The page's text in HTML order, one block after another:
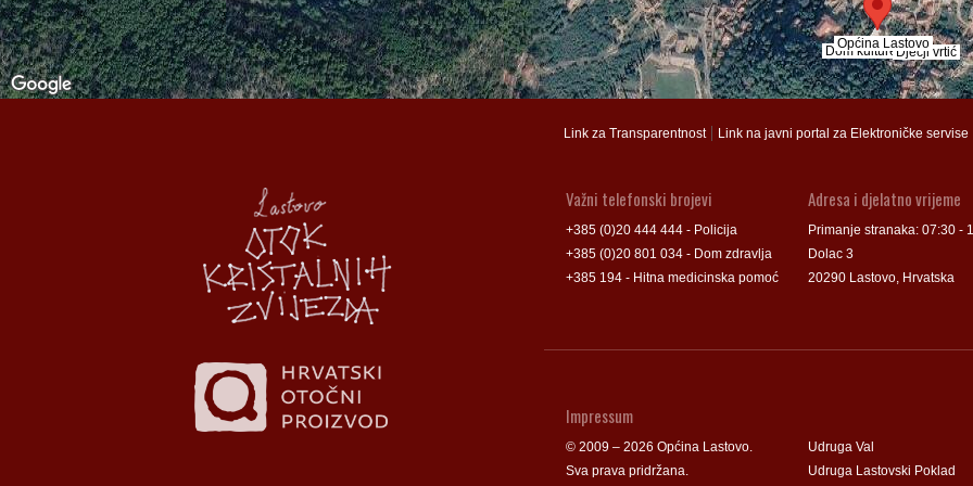
Općina Lastovo
Dječji vrtić
Dom kulture
Općina Lastovo
Dječji vrtić
Dom kulture
Link za Transparentnost| Link na javni portal za Elektroničke servise
Adresa i djelatno vrijeme
Primanje stranaka: 07:30 -
Dolac 3
20290 Lastovo, Hrvatska
Važni telefonski brojevi
+385 (0)20 444 444 - Policija
+385 (0)20 801 034 - Dom zdravlja
+385 194 - Hitna medicinska pomoć
Udruga Val
Udruga Lastovski Poklad
Impressum
© 2009 – 2026 Općina Lastovo.
Sva prava pridržana.